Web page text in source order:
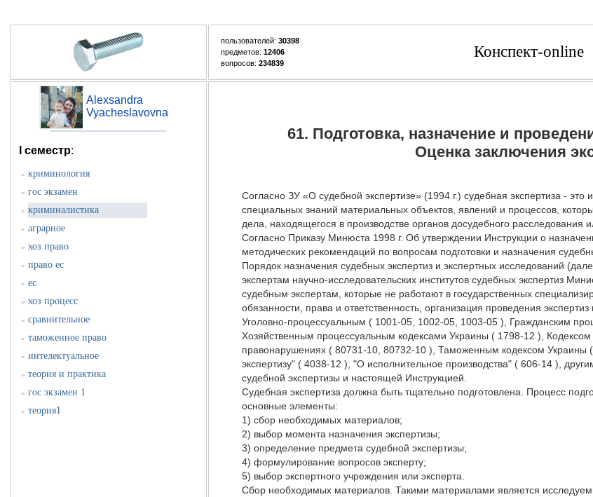
пользователей: 30398
предметов: 12406
вопросов: 234839
Конспект-online
Alexsandra
Vyacheslavovna
I семестр:
» криминология
» гос экзамен
» криминалистика
» аграрное
» хоз право
» право ес
» ес
» хоз процесс
» сравнительное
» таможенное право
» интелектуальное
» теория и практика
» гос экзамен 1
» теория1
61. Подготовка, назначение и
Оценка заключения
Согласно ЗУ «О судебной экспертизе» (1994 г.) судебная экспертиза - это
специальных знаний материальных объектов, явлений и процессов,
дела, находящегося в производстве органов досудебного расследования
Согласно Приказу Минюста 1998 г. Об утверждении Инструкции о
методических рекомендаций по вопросам подготовки и назначения
Порядок назначения судебных экспертиз и экспертных исследований
экспертам научно-исследовательских институтов судебных экспертиз
судебным экспертам, которые не работают в государственных
обязанности, права и ответственность, организация проведения
Уголовно-процессуальным ( 1001-05, 1002-05, 1003-05 ), Гражданским
Хозяйственным процессуальным кодексами Украины ( 1798-12 ),
правонарушениях ( 80731-10, 80732-10 ), Таможенным кодексом
экспертизу" ( 4038-12 ), "О исполнительное производства" ( 606-14 ),
судебной экспертизы и настоящей Инструкцией.
Судебная экспертиза должна быть тщательно подготовлена. Процесс
основные элементы:
1) сбор необходимых материалов;
2) выбор момента назначения экспертизы;
3) определение предмета судебной экспертизы;
4) формулирование вопросов эксперту;
5) выбор экспертного учреждения или эксперта.
Сбор необходимых материалов. Такими материалами является